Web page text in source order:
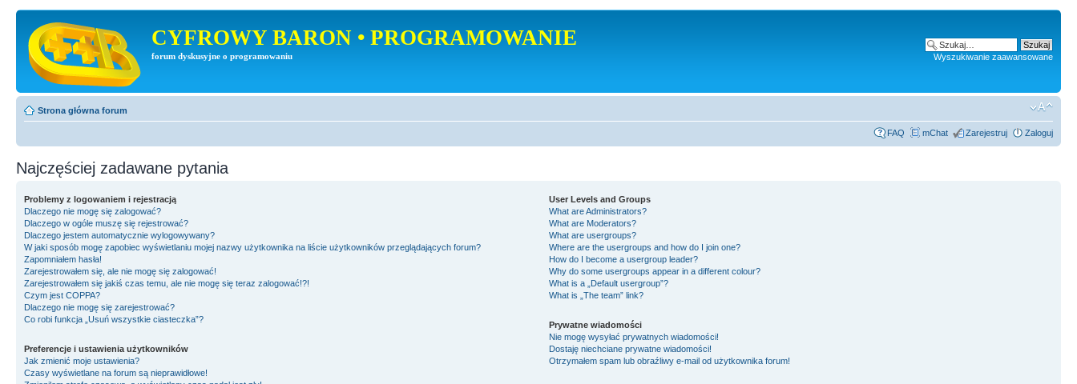
CYFROWY BARON • PROGRAMOWANIE
forum dyskusyjne o programowaniu Wyszukiwanie zaawansowane
Strona główna forum
FAQ mChat Zarejestruj Zaloguj
Najczęściej zadawane pytania
Problemy z logowaniem i rejestracją
Dlaczego nie mogę się zalogować?
Dlaczego w ogóle muszę się rejestrować?
Dlaczego jestem automatycznie wylogowywany?
W jaki sposób mogę zapobiec wyświetlaniu mojej nazwy użytkownika na liście użytkowników przeglądających forum?
Zapomniałem hasła!
Zarejestrowałem się, ale nie mogę się zalogować!
Zarejestrowałem się jakiś czas temu, ale nie mogę się teraz zalogować!?!
Czym jest COPPA?
Dlaczego nie mogę się zarejestrować?
Co robi funkcja „Usuń wszystkie ciasteczka”?
Preferencje i ustawienia użytkowników
Jak zmienić moje ustawienia?
Czasy wyświetlane na forum są nieprawidłowe!
User Levels and Groups
What are Administrators?
What are Moderators?
What are usergroups?
Where are the usergroups and how do I join one?
How do I become a usergroup leader?
Why do some usergroups appear in a different colour?
What is a „Default usergroup”?
What is „The team” link?
Prywatne wiadomości
Nie mogę wysyłać prywatnych wiadomości!
Dostaję niechciane prywatne wiadomości!
Otrzymałem spam lub obraźliwy e-mail od użytkownika forum!